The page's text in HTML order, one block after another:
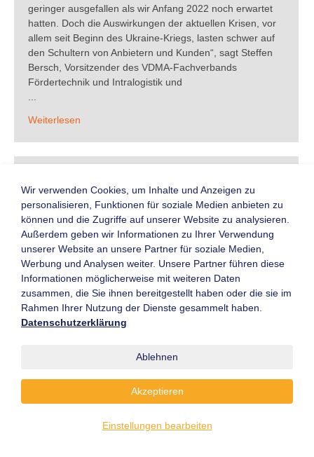
geringer ausgefallen als wir Anfang 2022 noch erwartet
hatten. Doch die Auswirkungen der aktuellen Krisen, vor
allem seit Beginn des Ukraine-Kriegs, lasten schwer auf
den Schultern von Anbietern und Kunden“, sagt Steffen
Bersch, Vorsitzender des VDMA-Fachverbands
Fördertechnik und Intralogistik und
Weiterlesen
Einzigartiges Produkt- und
Informationsangebot
Mit der umfassendsten
Produkt- und Leistungsschau
von mehr als 1.500
internationalen Ausstellern
sowie einem vielseitigen
Informationsprogramm über
die wesentlichen Trends und
Lösungen der Intralogistik
internationalen Fachpublikum
über die jüngsten Systementwicklungen für effiziente,
zukunftsfähige Warehousing-Prozesse und hohe
Wir verwenden Cookies, um Inhalte und Anzeigen zu
personalisieren, Funktionen für soziale Medien anbieten zu
können und die Zugriffe auf unserer Website zu analysieren.
Außerdem geben wir Informationen zu Ihrer Verwendung
unserer Website an unsere Partner für soziale Medien,
Werbung und Analysen weiter. Unsere Partner führen diese
Informationen möglicherweise mit weiteren Daten
zusammen, die Sie ihnen bereitgestellt haben oder die sie im
Rahmen Ihrer Nutzung der Dienste gesammelt haben.
Datenschutzerklärung
Ablehnen
Akzeptieren
Einstellungen bearbeiten